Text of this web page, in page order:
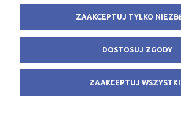
info@fachowa.pl
ZAAKCEPTUJ TYLKO
DOSTOSUJ ZGODY
ZAAKCEPTUJ